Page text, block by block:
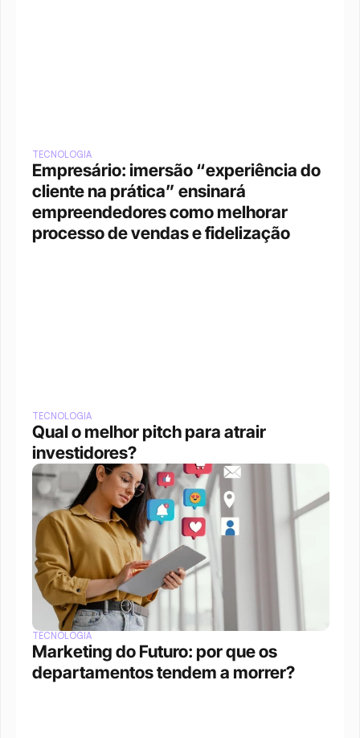
TECNOLOGIA
Empresário: imersão “experiência do
cliente na prática” ensinará
empreendedores como melhorar
processo de vendas e fidelização
TECNOLOGIA
Qual o melhor pitch para atrair
investidores?
TECNOLOGIA
Marketing do Futuro: por que os
departamentos tendem a morrer?